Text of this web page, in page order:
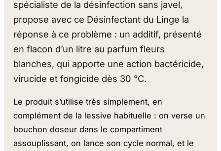
spécialiste de la désinfection sans javel,
propose avec ce Désinfectant du Linge la
réponse à ce problème : un additif, présenté
en flacon d’un litre au parfum fleurs
blanches, qui apporte une action bactéricide,
virucide et fongicide dès 30 °C.
Le produit s’utilise très simplement, en
complément de la lessive habituelle : on verse un
bouchon doseur dans le compartiment
assouplissant, on lance son cycle normal, et le